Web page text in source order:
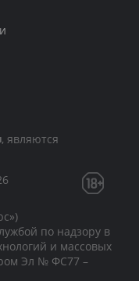
являются
по надзору в
и массовых
Эл № ФС77 –